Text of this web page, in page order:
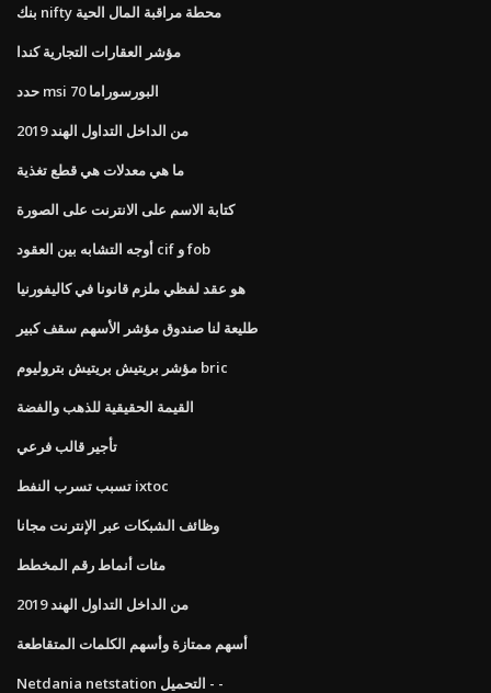
بنك nifty محطة مراقبة المال الحية
مؤشر العقارات التجارية كندا
حدد msi 70 البورسوراما
من الداخل التداول الهند 2019
ما هي معدلات هي قطع تغذية
كتابة الاسم على الانترنت على الصورة
أوجه التشابه بين العقود cif و fob
هو عقد لفظي ملزم قانونا في كاليفورنيا
طليعة لنا صندوق مؤشر الأسهم سقف كبير
مؤشر بريتيش بريتيش بتروليوم bric
القيمة الحقيقية للذهب والفضة
تأجير قالب فرعي
تسبب تسرب النفط ixtoc
وظائف الشبكات عبر الإنترنت مجانا
مئات أنماط رقم المخطط
من الداخل التداول الهند 2019
أسهم ممتازة وأسهم الكلمات المتقاطعة
Netdania netstation التحميل - -